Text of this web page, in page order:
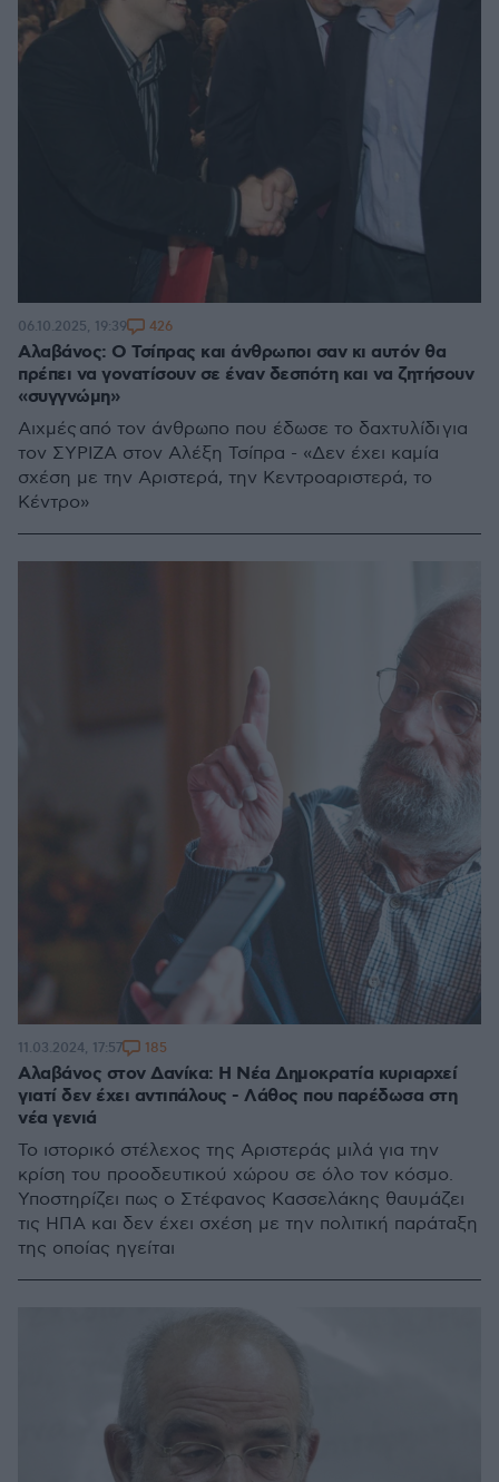
Αλαβάνος: Ο Τσίπρας και άνθρωποι σαν κι αυτόν θα
πρέπει να γονατίσουν σε έναν δεσπότη και να ζητήσουν
«συγγνώμη»
Αιχμές από τον άνθρωπο που έδωσε το δαχτυλίδι για
τον ΣΥΡΙΖΑ στον Αλέξη Τσίπρα - «Δεν έχει καμία
σχέση με την Αριστερά, την Κεντροαριστερά, το
Κέντρο»
06.10.2025, 19:39 426
Αλαβάνος στον Δανίκα: Η Νέα Δημοκρατία κυριαρχεί
γιατί δεν έχει αντιπάλους - Λάθος που παρέδωσα στη
νέα γενιά
Το ιστορικό στέλεχος της Αριστεράς μιλά για την
κρίση του προοδευτικού χώρου σε όλο τον κόσμο.
Υποστηρίζει πως ο Στέφανος Κασσελάκης θαυμάζει
τις ΗΠΑ και δεν έχει σχέση με την πολιτική παράταξη
της οποίας ηγείται
11.03.2024, 17:57 185